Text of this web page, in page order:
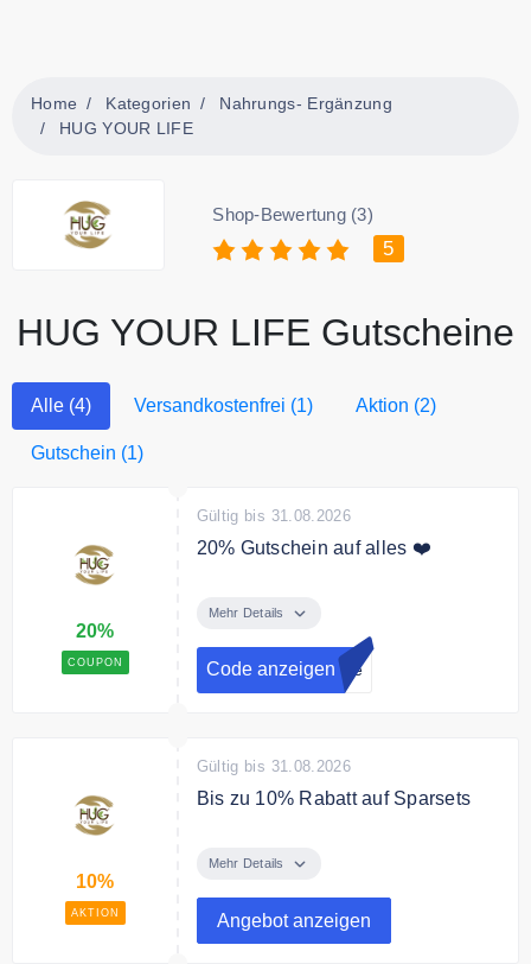
Home Kategorien
Nahrungs- Ergänzung
HUG YOUR LIFE
Shop-Bewertung (3)
5
HUG YOUR LIFE Gutscheine
Alle (4) Versandkostenfrei (1) Aktion (2)
Gutschein (1)
20%
COUPON
Gültig bis 31.08.2026
20% Gutschein auf alles ❤️
Newsletter an und erhalte einen
20% Gutschein auf Deine
Bestellung.
Mehr Details
Code anzeigen life
10%
AKTION
Gültig bis 31.08.2026
Bis zu 10% Rabatt auf Sparsets
ausgewählte Sparsets.
Mehr Details
Angebot anzeigen